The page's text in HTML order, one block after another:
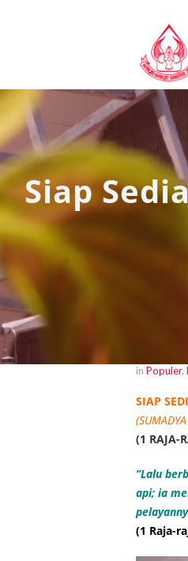
Siap
in Populer,
SIAP
(1 RAJA-
”Lalu
api; ia
(1 Raja-